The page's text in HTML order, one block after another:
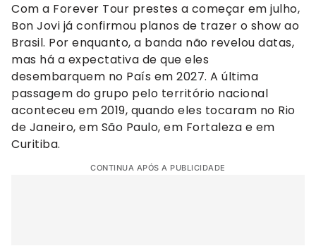
Com a Forever Tour prestes a começar em julho,
Bon Jovi já confirmou planos de trazer o show ao
Brasil. Por enquanto, a banda não revelou datas,
mas há a expectativa de que eles
desembarquem no País em 2027. A última
passagem do grupo pelo território nacional
aconteceu em 2019, quando eles tocaram no Rio
de Janeiro, em São Paulo, em Fortaleza e em
Curitiba.
CONTINUA APÓS A PUBLICIDADE